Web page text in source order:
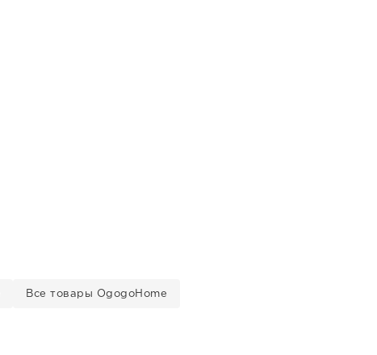
Все товары OgogoHome